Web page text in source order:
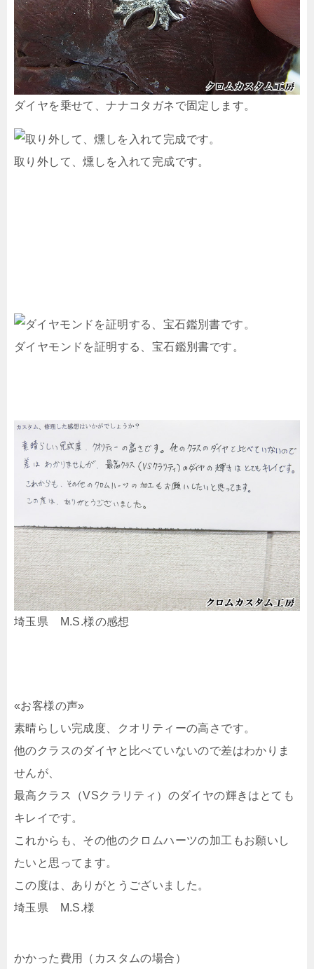
ダイヤを乗せて、ナナコタガネで固定します。
取り外して、燻しを入れて完成です。
ダイヤモンドを証明する、宝石鑑別書です。
埼玉県 M.S.様の感想
«お客様の声»
素晴らしい完成度、クオリティーの高さです。
他のクラスのダイヤと比べていないので差はわかりま
せんが、
最高クラス（VSクラリティ）のダイヤの輝きはとても
キレイです。
これからも、その他のクロムハーツの加工もお願いし
たいと思ってます。
この度は、ありがとうございました。
埼玉県 M.S.様
かかった費用（カスタムの場合）